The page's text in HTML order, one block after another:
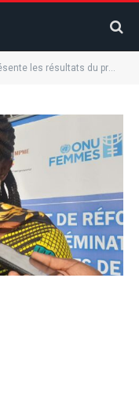
des textes de loi en faveur des femmes dans le cadre du PADMPME